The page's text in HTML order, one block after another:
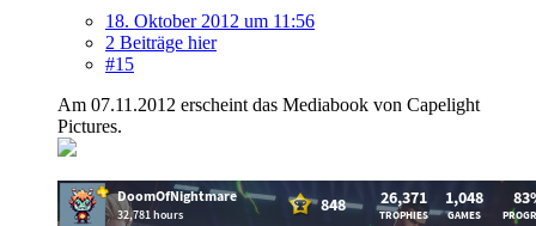
18. Oktober 2012 um 11:56
2 Beiträge hier
#15
Am 07.11.2012 erscheint das Mediabook von Capelight
Pictures.